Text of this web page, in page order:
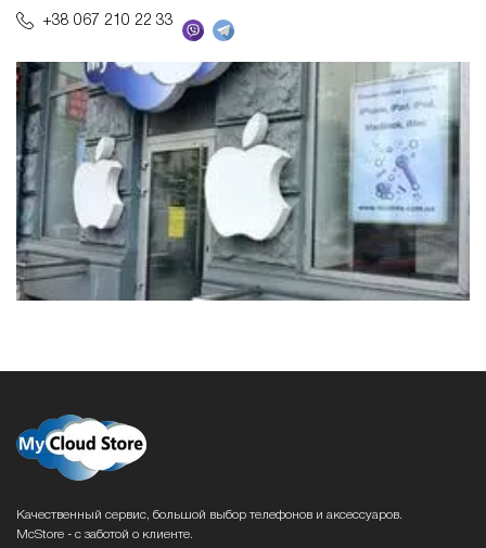
+38 067 210 22 33
Качественный сервис, большой выбор телефонов и аксессуаров.
McStore - с заботой о клиенте.